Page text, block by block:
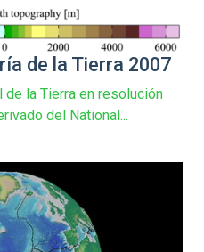
de la Tierra 2007
la Tierra en resolución
del National...